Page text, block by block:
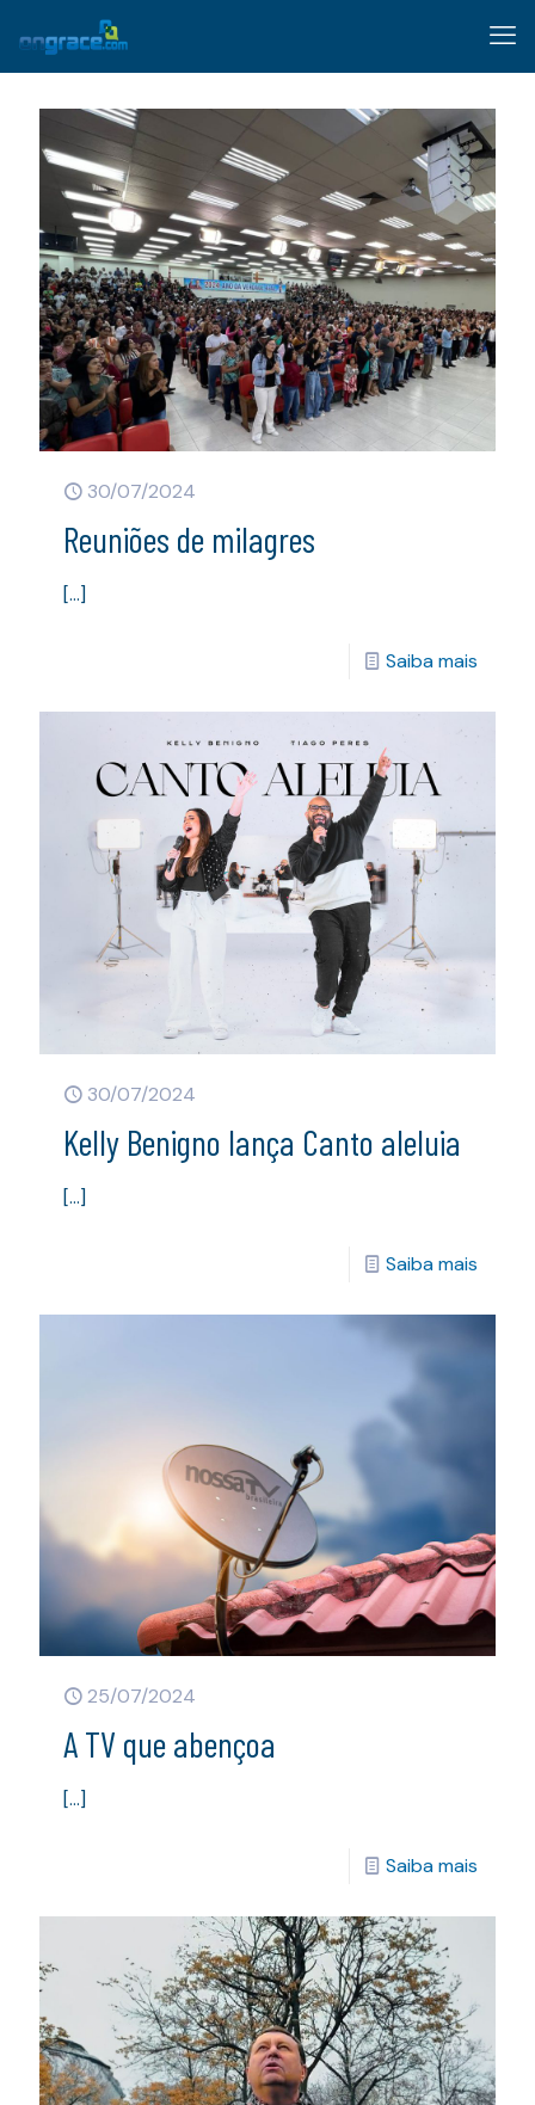
30/07/2024
Reuniões de milagres
[…]
Saiba mais
30/07/2024
Kelly Benigno lança Canto aleluia
[…]
Saiba mais
25/07/2024
A TV que abençoa
[…]
Saiba mais